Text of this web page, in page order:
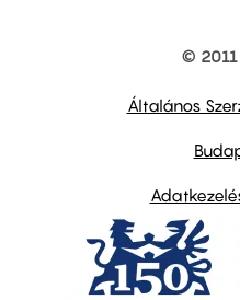
© 2011
Általános